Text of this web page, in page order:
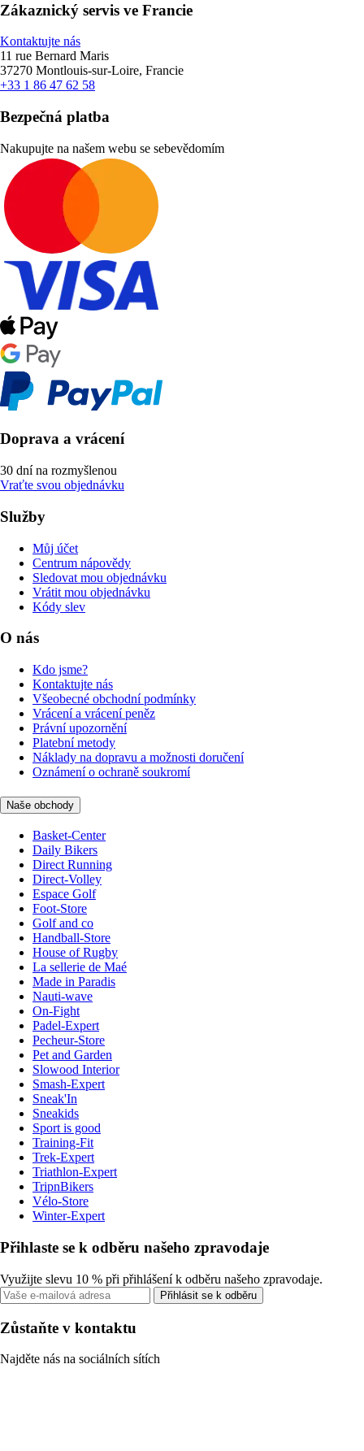
Zákaznický servis ve Francie
Kontaktujte nás
11 rue Bernard Maris
37270 Montlouis-sur-Loire, Francie
+33 1 86 47 62 58
Bezpečná platba
Nakupujte na našem webu se sebevědomím
Doprava a vrácení
30 dní na rozmyšlenou
Vraťte svou objednávku
Služby
Můj účet
Centrum nápovědy
Sledovat mou objednávku
Vrátit mou objednávku
Kódy slev
O nás
Kdo jsme?
Kontaktujte nás
Všeobecné obchodní podmínky
Vrácení a vrácení peněz
Právní upozornění
Platební metody
Náklady na dopravu a možnosti doručení
Oznámení o ochraně soukromí
Naše obchody
Basket-Center
Daily Bikers
Direct Running
Direct-Volley
Espace Golf
Foot-Store
Golf and co
Handball-Store
House of Rugby
La sellerie de Maé
Made in Paradis
Nauti-wave
On-Fight
Padel-Expert
Pecheur-Store
Pet and Garden
Slowood Interior
Smash-Expert
Sneak'In
Sneakids
Sport is good
Training-Fit
Trek-Expert
Triathlon-Expert
TripnBikers
Vélo-Store
Winter-Expert
Přihlaste se k odběru našeho zpravodaje
Využijte slevu 10 % při přihlášení k odběru našeho zpravodaje.
Přihlásit se k odběru
Zůstaňte v kontaktu
Najděte nás na sociálních sítích